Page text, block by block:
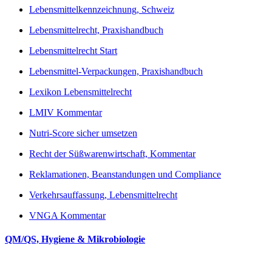
Lebensmittelkennzeichnung, Schweiz
Lebensmittelrecht, Praxishandbuch
Lebensmittelrecht Start
Lebensmittel-Verpackungen, Praxishandbuch
Lexikon Lebensmittelrecht
LMIV Kommentar
Nutri-Score sicher umsetzen
Recht der Süßwarenwirtschaft, Kommentar
Reklamationen, Beanstandungen und Compliance
Verkehrsauffassung, Lebensmittelrecht
VNGA Kommentar
QM/QS, Hygiene & Mikrobiologie